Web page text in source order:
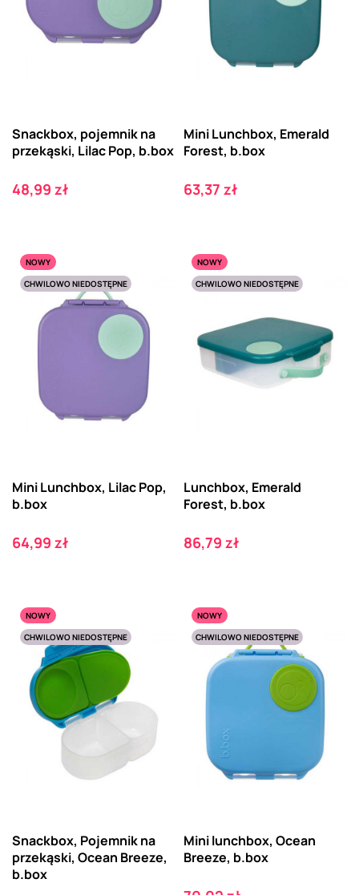
Snackbox, pojemnik na
przekąski, Lilac Pop, b.box
Cena
48,99 zł
Mini Lunchbox, Emerald
Forest, b.box
Cena
63,37 zł
NOWY
CHWILOWO NIEDOSTĘPNE
Mini Lunchbox, Lilac Pop,
b.box
Cena
64,99 zł
NOWY
CHWILOWO NIEDOSTĘPNE
Lunchbox, Emerald
Forest, b.box
Cena
86,79 zł
NOWY
CHWILOWO NIEDOSTĘPNE
Snackbox, Pojemnik na
przekąski, Ocean Breeze,
b.box
NOWY
CHWILOWO NIEDOSTĘPNE
Mini lunchbox, Ocean
Breeze, b.box